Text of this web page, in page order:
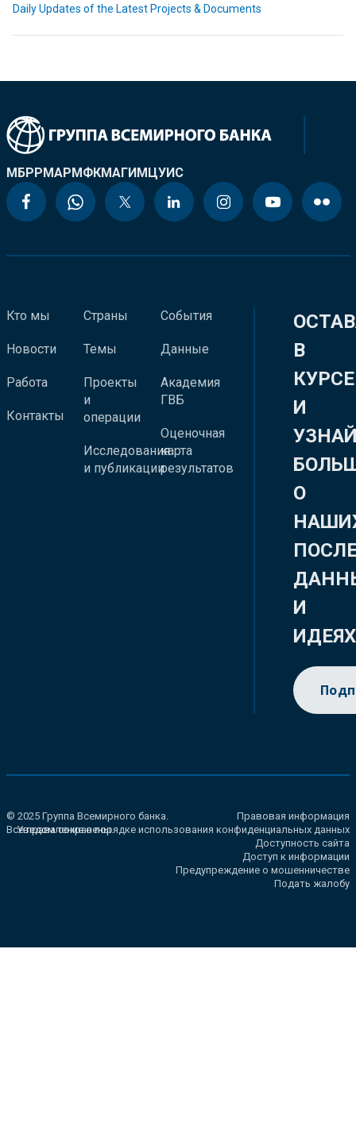
Daily Updates of the Latest Projects & Documents
МБРРМАРМФКМАГИМЦУИС
Кто мы
Новости
Работа
Контакты
Страны
Темы
Проекты
и
операции
Исследования
и публикации
События
Данные
Академия
ГВБ
Оценочная
карта
результатов
В
КУРСЕ
И
О
И
ИДЕЯХ
© 2025 Группа Всемирного банка.
Все права сохранены.
Правовая информация
Уведомление о порядке использования конфиденциальных данных
Доступность сайта
Доступ к информации
Предупреждение о мошенничестве
Подать жалобу